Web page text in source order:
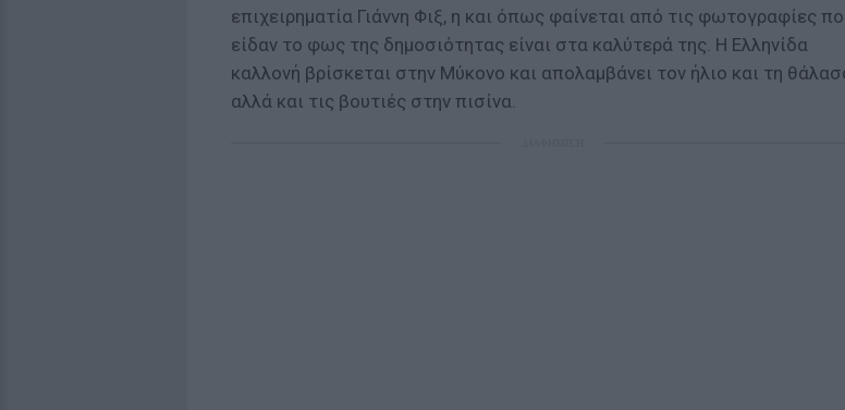
επιχειρηματία Γιάννη Φιξ, η και όπως φαίνεται από τις φωτογραφίες
είδαν το φως της δημοσιότητας είναι στα καλύτερά της. Η Ελληνίδα
καλλονή βρίσκεται στην Μύκονο και απολαμβάνει τον ήλιο και τη
αλλά και τις βουτιές στην πισίνα.